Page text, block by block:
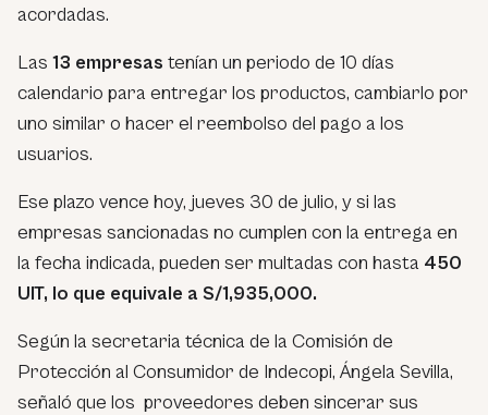
acordadas.
Las 13 empresas tenían un periodo de 10 días
calendario para entregar los productos, cambiarlo por
uno similar o hacer el reembolso del pago a los
usuarios.
Ese plazo vence hoy, jueves 30 de julio, y si las
empresas sancionadas no cumplen con la entrega en
la fecha indicada, pueden ser multadas con hasta 450
UIT, lo que equivale a S/1,935,000.
Según la secretaria técnica de la Comisión de
Protección al Consumidor de Indecopi, Ángela Sevilla,
señaló que los proveedores deben sincerar sus